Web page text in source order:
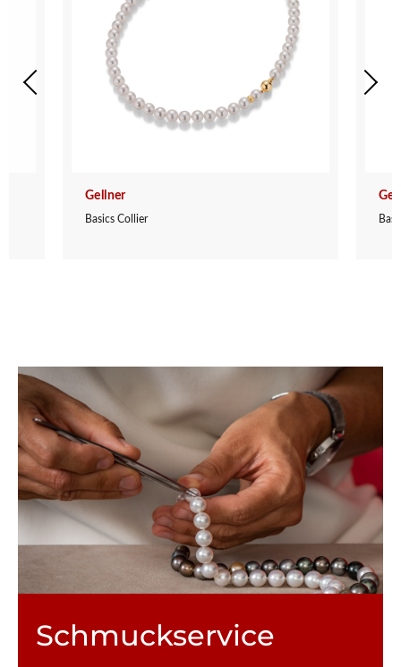
Gellner
Basics Collier
Schmuck­service